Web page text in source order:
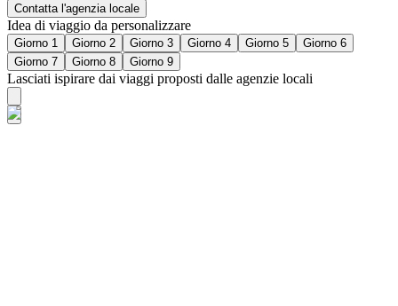
Contatta l'agenzia locale
Idea di viaggio da personalizzare
Giorno 1 Giorno 2 Giorno 3 Giorno 4 Giorno 5
Giorno 6
Giorno 7
Giorno 8 Giorno 9
Lasciati ispirare dai viaggi proposti dalle agenzie locali